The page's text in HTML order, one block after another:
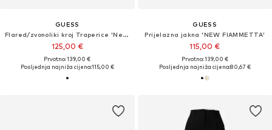
GUESS
Flared/zvonoliki kroj Traperice 'New Faye'
125,00 €
Prvotno: 139,00 €
Posljednja najniža cijena:115,00 €
GUESS
Prijelazna jakna 'NEW FIAMMETTA'
115,00 €
Prvotno: 139,00 €
Posljednja najniža cijena:80,67 €